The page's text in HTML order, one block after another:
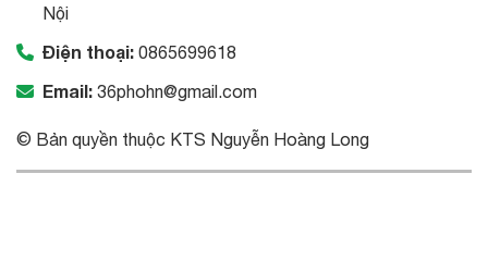
Nội
Điện thoại: 0865699618
Email: 36phohn@gmail.com
© Bản quyền thuộc KTS Nguyễn Hoàng Long